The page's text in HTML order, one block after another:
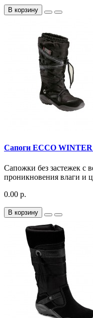
В корзину
Сапоги ECCO WINTER
Сапожки без застежек с
проникновения влаги и
0.00 р.
В корзину